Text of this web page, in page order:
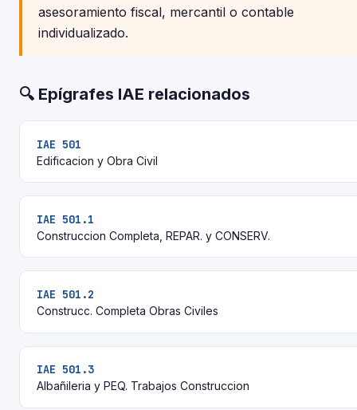
asesoramiento fiscal, mercantil o contable
individualizado.
🔍 Epígrafes IAE relacionados
IAE 501
Edificacion y Obra Civil
IAE 501.1
Construccion Completa, REPAR. y CONSERV.
IAE 501.2
Construcc. Completa Obras Civiles
IAE 501.3
Albañileria y PEQ. Trabajos Construccion